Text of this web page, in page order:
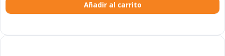
Añadir al carrito